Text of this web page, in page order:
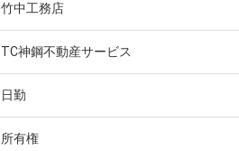
竹中工務店
TC神鋼不動産サービス
日勤
所有権